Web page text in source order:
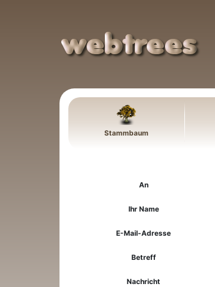
Stammbaum
An
Ihr Name
E-Mail-Adresse
Betreff
Nachricht